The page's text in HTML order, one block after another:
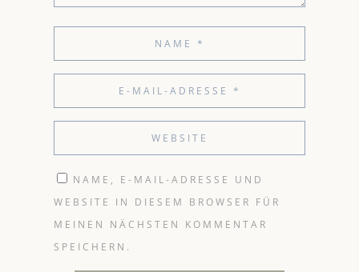
NAME, E-MAIL-ADRESSE UND
WEBSITE IN DIESEM BROWSER FÜR
MEINEN NÄCHSTEN KOMMENTAR
SPEICHERN.